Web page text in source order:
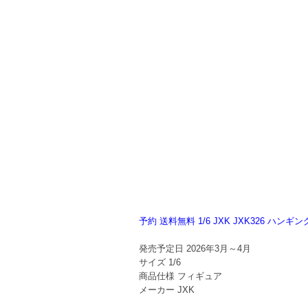
予約 送料無料 1/6 JXK JXK326 ハンギン
発売予定日 2026年3月～4月
サイズ 1/6
商品仕様 フィギュア
メーカー JXK